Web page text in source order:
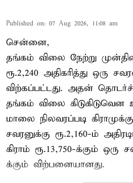
Published on: 07 Aug 2026, 11:08 am
சென்னை,
தங்கம் விலை நேற்று
ரூ.2,240 அதிகரித்து ஒரு
விற்கப்பட்டது. அதன்
தங்கம் விலை கிடுகிடுவென
மாலை நிலவரப்படி
சவரனுக்கு ரூ.2,160-ம்
கிராம் ரூ.13,750-க்கும் ஒரு
க்கும் விற்பனையானது.